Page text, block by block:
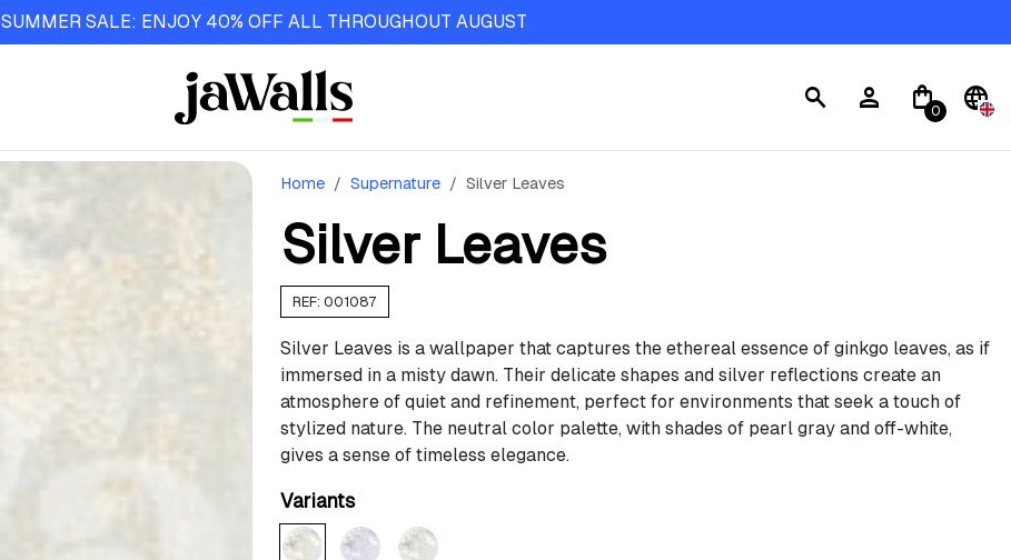
SUMMER SALE: ENJOY 40% OFF ALL THROUGHOUT AUGUST
search person shopping_bag0 language
Home Supernature Silver Leaves
Silver Leaves
REF: 001087
Silver Leaves is a wallpaper that captures the ethereal essence of ginkgo leaves, as if
immersed in a misty dawn. Their delicate shapes and silver reflections create an
atmosphere of quiet and refinement, perfect for environments that seek a touch of
stylized nature. The neutral color palette, with shades of pearl gray and off-white,
gives a sense of timeless elegance.
Variants